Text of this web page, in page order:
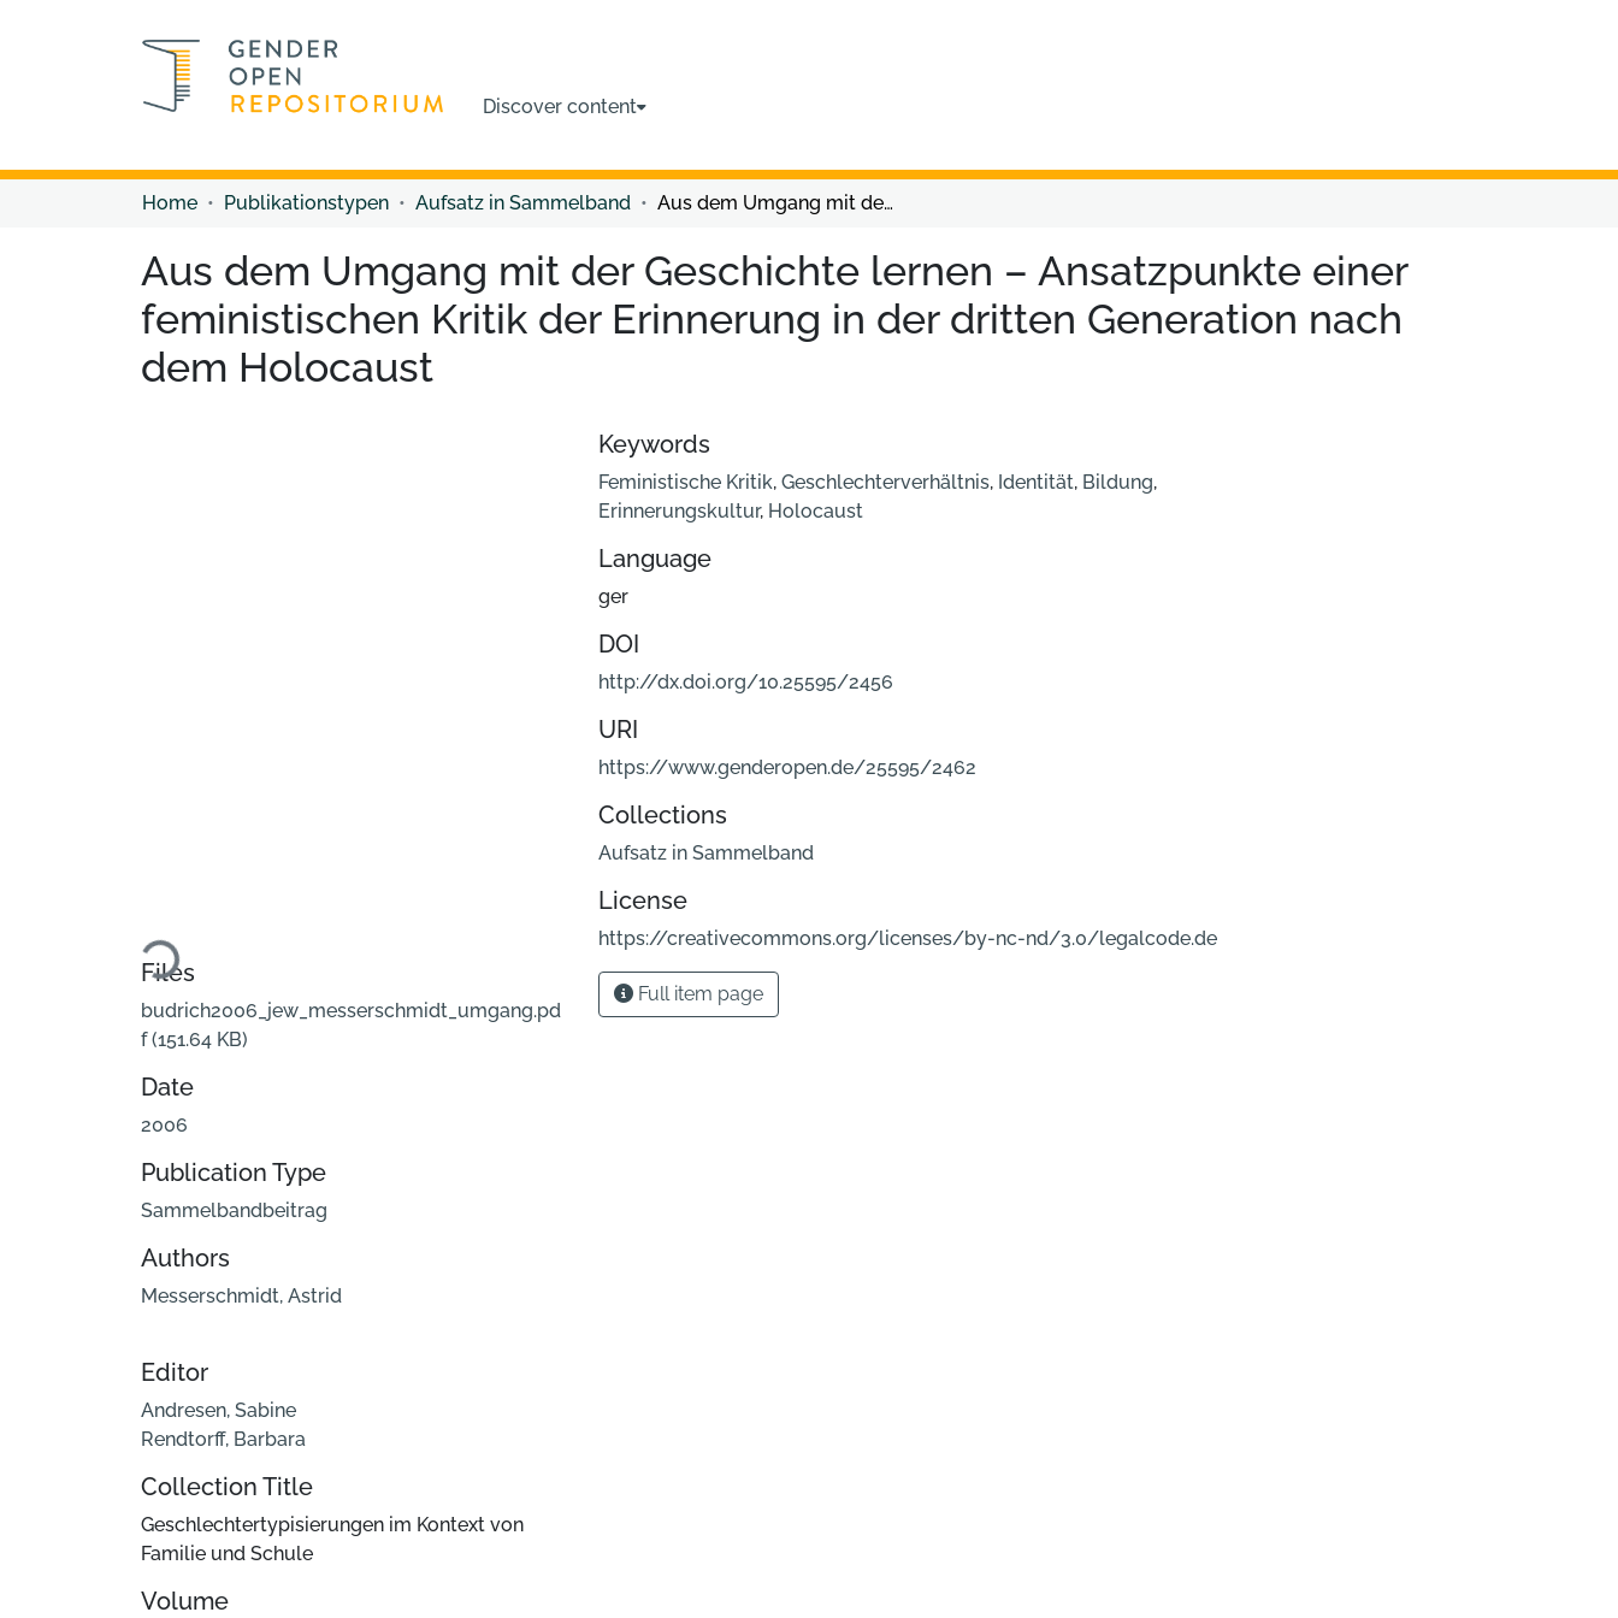
Discover content
Home Publikationstypen Aufsatz in Sammelband Aus dem Umgang mit der Geschichte lernen – Ansatzpunkte einer feministischen Kritik der Erinnerung in der dritten Generation nach dem Holocaust
Aus dem Umgang mit der Geschichte lernen – Ansatzpunkte einer
feministischen Kritik der Erinnerung in der dritten Generation nach
dem Holocaust
Loading...
Files
budrich2006_jew_messerschmidt_umgang.pd
f(151.64 KB)
Date
2006
Publication Type
Sammelbandbeitrag
Authors
Messerschmidt, Astrid
Editor
Andresen, Sabine
Rendtorff, Barbara
Collection Title
Geschlechtertypisierungen im Kontext von
Familie und Schule
Volume
Keywords
Feministische Kritik, Geschlechterverhältnis, Identität, Bildung,
Erinnerungskultur, Holocaust
Language
ger
DOI
http://dx.doi.org/10.25595/2456
URI
https://www.genderopen.de/25595/2462
Collections
Aufsatz in Sammelband
License
https://creativecommons.org/licenses/by-nc-nd/3.0/legalcode.de
Full item page